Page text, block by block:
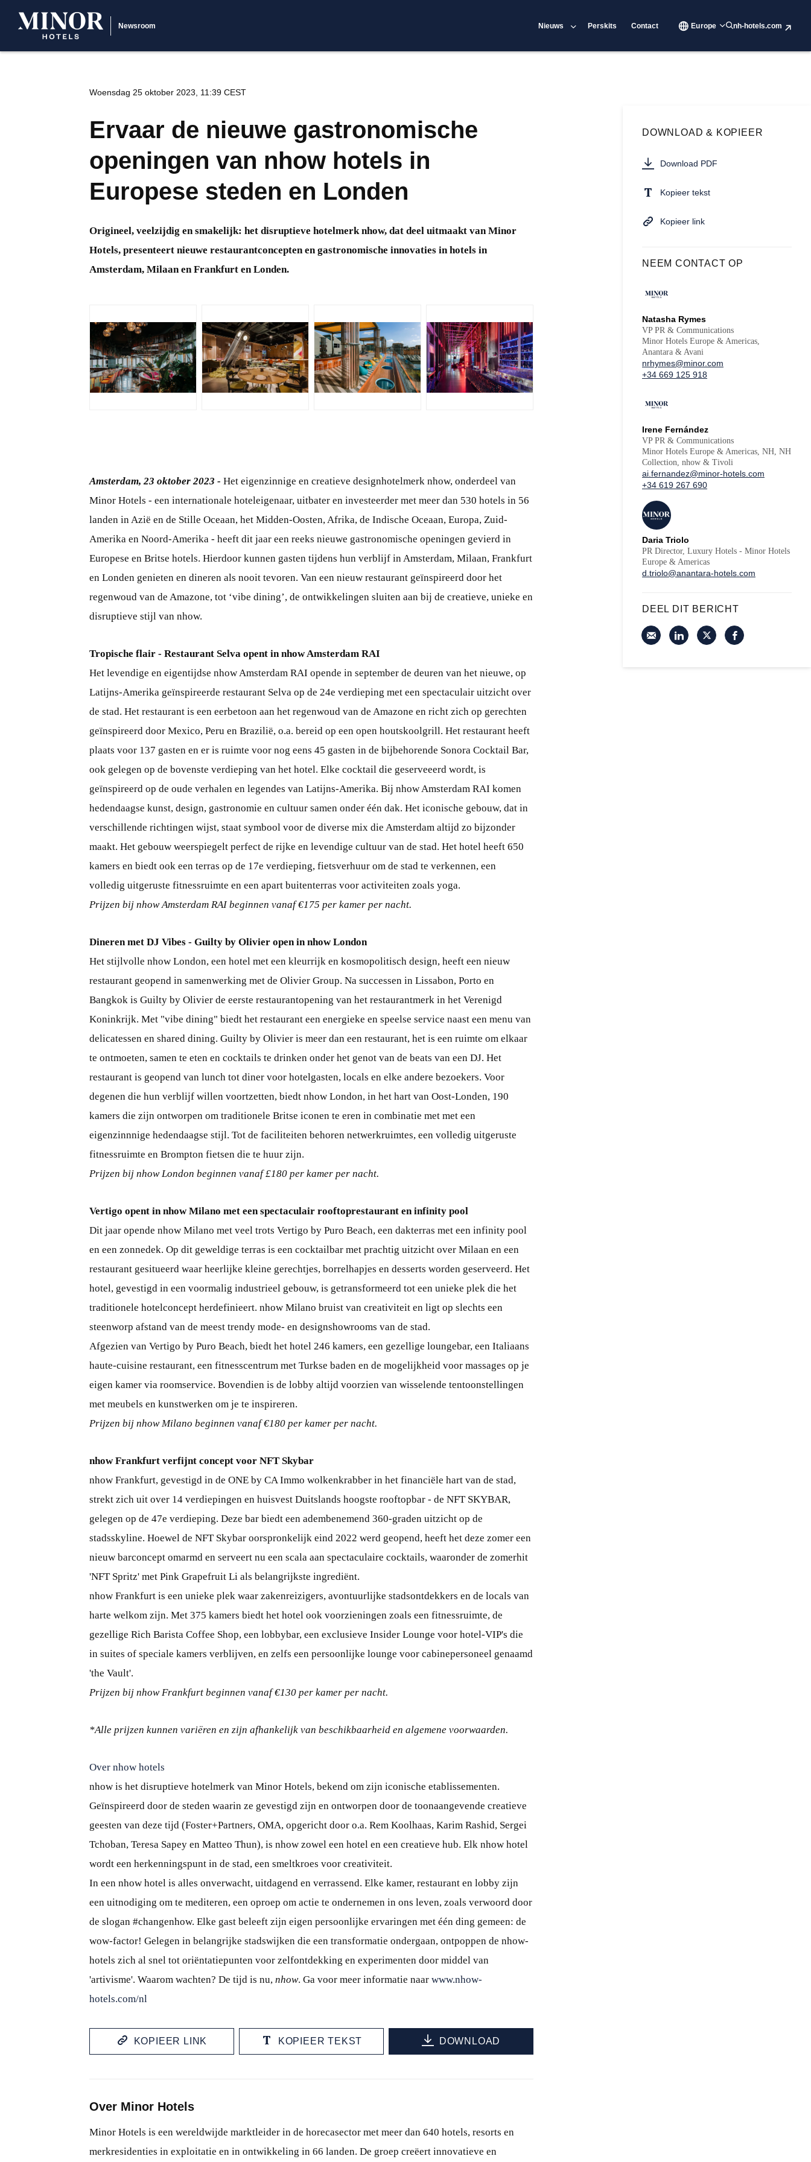
Newsroom Nieuws Perskits Contact Europe nh-hotels.com
Woensdag 25 oktober 2023, 11:39 CEST
Ervaar de nieuwe gastronomische
openingen van nhow hotels in
Europese steden en Londen
Origineel, veelzijdig en smakelijk: het disruptieve hotelmerk nhow, dat deel uitmaakt van Minor
Hotels, presenteert nieuwe restaurantconcepten en gastronomische innovaties in hotels in
Amsterdam, Milaan en Frankfurt en Londen.
JPG JPG JPG JPG
Amsterdam, 23 oktober 2023 - Het eigenzinnige en creatieve designhotelmerk nhow, onderdeel van
Minor Hotels - een internationale hoteleigenaar, uitbater en investeerder met meer dan 530 hotels in 56
landen in Azië en de Stille Oceaan, het Midden-Oosten, Afrika, de Indische Oceaan, Europa, Zuid-
Amerika en Noord-Amerika - heeft dit jaar een reeks nieuwe gastronomische openingen gevierd in
Europese en Britse hotels. Hierdoor kunnen gasten tijdens hun verblijf in Amsterdam, Milaan, Frankfurt
en Londen genieten en dineren als nooit tevoren. Van een nieuw restaurant geïnspireerd door het
regenwoud van de Amazone, tot ‘vibe dining’, de ontwikkelingen sluiten aan bij de creatieve, unieke en
disruptieve stijl van nhow.
Tropische flair - Restaurant Selva opent in nhow Amsterdam RAI
Het levendige en eigentijdse nhow Amsterdam RAI opende in september de deuren van het nieuwe, op
Latijns-Amerika geïnspireerde restaurant Selva op de 24e verdieping met een spectaculair uitzicht over
de stad. Het restaurant is een eerbetoon aan het regenwoud van de Amazone en richt zich op gerechten
geïnspireerd door Mexico, Peru en Brazilië, o.a. bereid op een open houtskoolgrill. Het restaurant heeft
plaats voor 137 gasten en er is ruimte voor nog eens 45 gasten in de bijbehorende Sonora Cocktail Bar,
ook gelegen op de bovenste verdieping van het hotel. Elke cocktail die geserveeerd wordt, is
geïnspireerd op de oude verhalen en legendes van Latijns-Amerika. Bij nhow Amsterdam RAI komen
hedendaagse kunst, design, gastronomie en cultuur samen onder één dak. Het iconische gebouw, dat in
verschillende richtingen wijst, staat symbool voor de diverse mix die Amsterdam altijd zo bijzonder
maakt. Het gebouw weerspiegelt perfect de rijke en levendige cultuur van de stad. Het hotel heeft 650
kamers en biedt ook een terras op de 17e verdieping, fietsverhuur om de stad te verkennen, een
volledig uitgeruste fitnessruimte en een apart buitenterras voor activiteiten zoals yoga.
Prijzen bij nhow Amsterdam RAI beginnen vanaf €175 per kamer per nacht.
Dineren met DJ Vibes - Guilty by Olivier open in nhow London
Het stijlvolle nhow London, een hotel met een kleurrijk en kosmopolitisch design, heeft een nieuw
restaurant geopend in samenwerking met de Olivier Group. Na successen in Lissabon, Porto en
Bangkok is Guilty by Olivier de eerste restaurantopening van het restaurantmerk in het Verenigd
Koninkrijk. Met "vibe dining" biedt het restaurant een energieke en speelse service naast een menu van
delicatessen en shared dining. Guilty by Olivier is meer dan een restaurant, het is een ruimte om elkaar
te ontmoeten, samen te eten en cocktails te drinken onder het genot van de beats van een DJ. Het
restaurant is geopend van lunch tot diner voor hotelgasten, locals en elke andere bezoekers. Voor
degenen die hun verblijf willen voortzetten, biedt nhow London, in het hart van Oost-Londen, 190
kamers die zijn ontworpen om traditionele Britse iconen te eren in combinatie met met een
eigenzinnnige hedendaagse stijl. Tot de faciliteiten behoren netwerkruimtes, een volledig uitgeruste
fitnessruimte en Brompton fietsen die te huur zijn.
Prijzen bij nhow London beginnen vanaf £180 per kamer per nacht.
Vertigo opent in nhow Milano met een spectaculair rooftoprestaurant en infinity pool
Dit jaar opende nhow Milano met veel trots Vertigo by Puro Beach, een dakterras met een infinity pool
en een zonnedek. Op dit geweldige terras is een cocktailbar met prachtig uitzicht over Milaan en een
restaurant gesitueerd waar heerlijke kleine gerechtjes, borrelhapjes en desserts worden geserveerd. Het
hotel, gevestigd in een voormalig industrieel gebouw, is getransformeerd tot een unieke plek die het
traditionele hotelconcept herdefinieert. nhow Milano bruist van creativiteit en ligt op slechts een
steenworp afstand van de meest trendy mode- en designshowrooms van de stad.
Afgezien van Vertigo by Puro Beach, biedt het hotel 246 kamers, een gezellige loungebar, een Italiaans
haute-cuisine restaurant, een fitnesscentrum met Turkse baden en de mogelijkheid voor massages op je
eigen kamer via roomservice. Bovendien is de lobby altijd voorzien van wisselende tentoonstellingen
met meubels en kunstwerken om je te inspireren.
Prijzen bij nhow Milano beginnen vanaf €180 per kamer per nacht.
nhow Frankfurt verfijnt concept voor NFT Skybar
nhow Frankfurt, gevestigd in de ONE by CA Immo wolkenkrabber in het financiële hart van de stad,
strekt zich uit over 14 verdiepingen en huisvest Duitslands hoogste rooftopbar - de NFT SKYBAR,
gelegen op de 47e verdieping. Deze bar biedt een adembenemend 360-graden uitzicht op de
stadsskyline. Hoewel de NFT Skybar oorspronkelijk eind 2022 werd geopend, heeft het deze zomer een
nieuw barconcept omarmd en serveert nu een scala aan spectaculaire cocktails, waaronder de zomerhit
'NFT Spritz' met Pink Grapefruit Li als belangrijkste ingrediënt.
nhow Frankfurt is een unieke plek waar zakenreizigers, avontuurlijke stadsontdekkers en de locals van
harte welkom zijn. Met 375 kamers biedt het hotel ook voorzieningen zoals een fitnessruimte, de
gezellige Rich Barista Coffee Shop, een lobbybar, een exclusieve Insider Lounge voor hotel-VIP's die
in suites of speciale kamers verblijven, en zelfs een persoonlijke lounge voor cabinepersoneel genaamd
'the Vault'.
Prijzen bij nhow Frankfurt beginnen vanaf €130 per kamer per nacht.
*Alle prijzen kunnen variëren en zijn afhankelijk van beschikbaarheid en algemene voorwaarden.
Over nhow hotels
nhow is het disruptieve hotelmerk van Minor Hotels, bekend om zijn iconische etablissementen.
Geïnspireerd door de steden waarin ze gevestigd zijn en ontworpen door de toonaangevende creatieve
geesten van deze tijd (Foster+Partners, OMA, opgericht door o.a. Rem Koolhaas, Karim Rashid, Sergei
Tchoban, Teresa Sapey en Matteo Thun), is nhow zowel een hotel en een creatieve hub. Elk nhow hotel
wordt een herkenningspunt in de stad, een smeltkroes voor creativiteit.
In een nhow hotel is alles onverwacht, uitdagend en verrassend. Elke kamer, restaurant en lobby zijn
een uitnodiging om te mediteren, een oproep om actie te ondernemen in ons leven, zoals verwoord door
de slogan #changenhow. Elke gast beleeft zijn eigen persoonlijke ervaringen met één ding gemeen: de
wow-factor! Gelegen in belangrijke stadswijken die een transformatie ondergaan, ontpoppen de nhow-
hotels zich al snel tot oriëntatiepunten voor zelfontdekking en experimenten door middel van
'artivisme'. Waarom wachten? De tijd is nu, nhow. Ga voor meer informatie naar www.nhow-
hotels.com/nl
KOPIEER LINK KOPIEER TEKST DOWNLOAD
Over Minor Hotels
Minor Hotels is een wereldwijde marktleider in de horecasector met meer dan 640 hotels, resorts en
merkresidenties in exploitatie en in ontwikkeling in 66 landen. De groep creëert innovatieve en
DOWNLOAD & KOPIEER
Download PDF
Kopieer tekst
Kopieer link
NEEM CONTACT OP
Natasha Rymes
VP PR & Communications
Minor Hotels Europe & Americas,
Anantara & Avani
nrhymes@minor.com
+34 669 125 918
Irene Fernández
VP PR & Communications
Minor Hotels Europe & Americas, NH, NH
Collection, nhow & Tivoli
ai.fernandez@minor-hotels.com
+34 619 267 690
Daria Triolo
PR Director, Luxury Hotels - Minor Hotels
Europe & Americas
d.triolo@anantara-hotels.com
DEEL DIT BERICHT